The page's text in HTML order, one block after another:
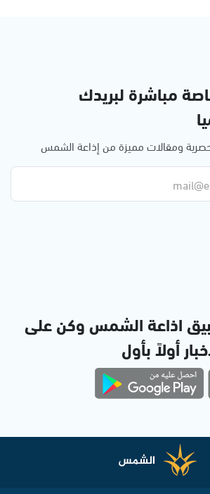
مباشرة لبريدك
حصرية ومقالات مميزة من إذاعة الشمس
اذاعة الشمس وكن على
أولاً بأول